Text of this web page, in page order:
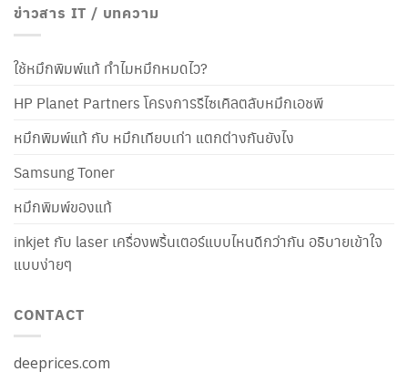
ข่าวสาร IT / บทความ
ใช้หมึกพิมพ์แท้ ทำไมหมึกหมดไว?
HP Planet Partners โครงการรีไซเคิลตลับหมึกเอชพี
หมึกพิมพ์แท้ กับ หมึกเทียบเท่า แตกต่างกันยังไง
Samsung Toner
หมึกพิมพ์ของแท้
inkjet กับ laser เครื่องพริ้นเตอร์แบบไหนดีกว่ากัน อธิบายเข้าใจ
แบบง่ายๆ
CONTACT
deeprices.com